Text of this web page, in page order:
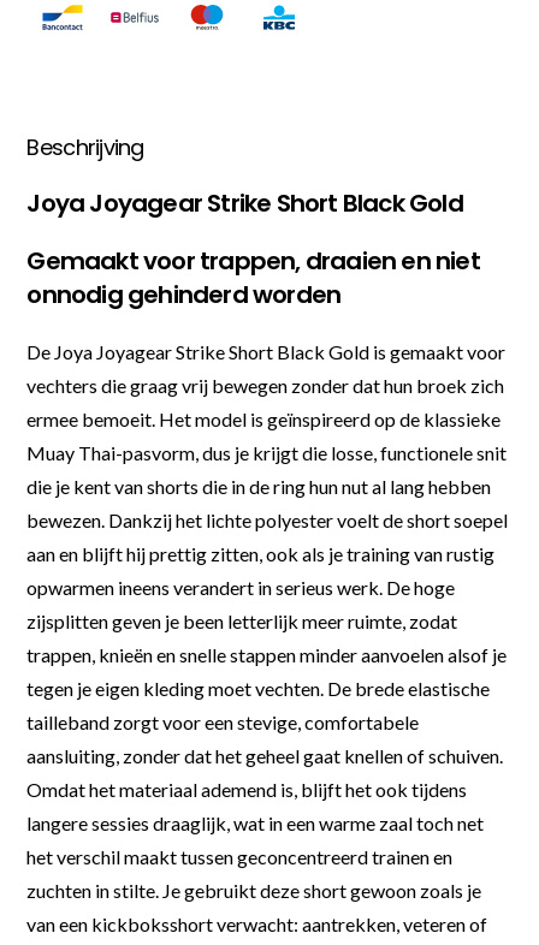
Beschrijving
Joya Joyagear Strike Short Black Gold
Gemaakt voor trappen, draaien en niet
onnodig gehinderd worden
De Joya Joyagear Strike Short Black Gold is gemaakt voor
vechters die graag vrij bewegen zonder dat hun broek zich
ermee bemoeit. Het model is geïnspireerd op de klassieke
Muay Thai-pasvorm, dus je krijgt die losse, functionele snit
die je kent van shorts die in de ring hun nut al lang hebben
bewezen. Dankzij het lichte polyester voelt de short soepel
aan en blijft hij prettig zitten, ook als je training van rustig
opwarmen ineens verandert in serieus werk. De hoge
zijsplitten geven je been letterlijk meer ruimte, zodat
trappen, knieën en snelle stappen minder aanvoelen alsof je
tegen je eigen kleding moet vechten. De brede elastische
tailleband zorgt voor een stevige, comfortabele
aansluiting, zonder dat het geheel gaat knellen of schuiven.
Omdat het materiaal ademend is, blijft het ook tijdens
langere sessies draaglijk, wat in een warme zaal toch net
het verschil maakt tussen geconcentreerd trainen en
zuchten in stilte. Je gebruikt deze short gewoon zoals je
van een kickboksshort verwacht: aantrekken, veteren of